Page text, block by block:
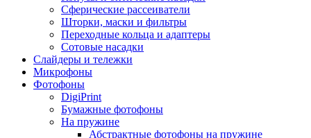
Сферические рассеиватели
Шторки, маски и фильтры
Переходные кольца и адаптеры
Сотовые насадки
Слайдеры и тележки
Микрофоны
Фотофоны
DigiPrint
Бумажные фотофоны
На пружине
Абстрактные фотофоны на пружине